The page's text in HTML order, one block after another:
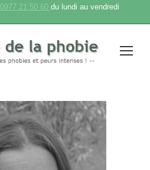
0977 21 50 60 du lundi au vendredi